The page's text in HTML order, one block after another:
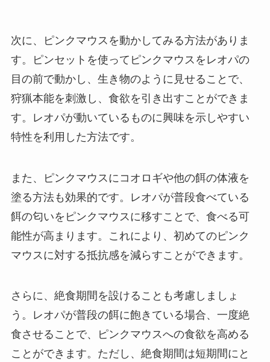
次に、ピンクマウスを動かしてみる方法がありま
す。ピンセットを使ってピンクマウスをレオパの
目の前で動かし、生き物のように見せることで、
狩猟本能を刺激し、食欲を引き出すことができま
す。レオパが動いているものに興味を示しやすい
特性を利用した方法です。
また、ピンクマウスにコオロギや他の餌の体液を
塗る方法も効果的です。レオパが普段食べている
餌の匂いをピンクマウスに移すことで、食べる可
能性が高まります。これにより、初めてのピンク
マウスに対する抵抗感を減らすことができます。
さらに、絶食期間を設けることも考慮しましょ
う。レオパが普段の餌に飽きている場合、一度絶
食させることで、ピンクマウスへの食欲を高める
ことができます。ただし、絶食期間は短期間にと